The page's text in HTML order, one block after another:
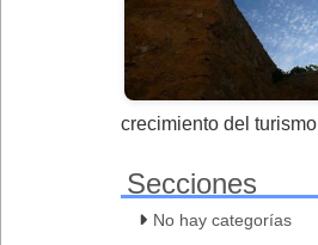
crecimiento del turismo
Secciones
No hay categorías